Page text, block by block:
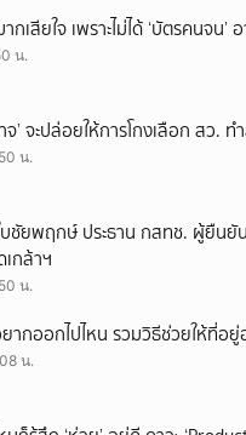
เสียใจ เพราะไม่ได้ ‘บัตรคนจน
น.
จ’ จะปล่อยให้การโกงเลือก สว.
น.
ยพฤกษ์ ประธาน กสทช. ผู้ยืนยัน
เกล้าฯ
น.
ากออกไปไหน รวมวิธีช่วยให้ที่อ
น.